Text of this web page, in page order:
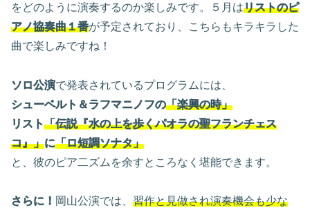
をどのように演奏するのか楽しみです。５月はリストのピ
アノ協奏曲１番が予定されており、こちらもキラキラした
曲で楽しみですね！
ソロ公演で発表されているプログラムには、
シューベルト＆ラフマニノフの「楽興の時」
リスト「伝説『水の上を歩くパオラの聖フランチェス
コ』」に「ロ短調ソナタ」
と、彼のピア二ズムを余すところなく堪能できます。
さらに！ 岡山公演では、 習作と見做され演奏機会も少な